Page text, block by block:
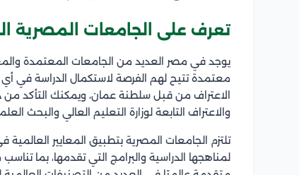
تعرف على الجامعات المصرية
يوجد في مصر العديد من الجامعات المعتمدة
معتمدة تتيح لهم الفرصة لاستكمال الدراسة في
الاعتراف من قبل سلطنة عمان، ويمكنك التأكد
والاعتراف التابعة لوزارة التعليم العالي والبحث
تلتزم الجامعات المصرية بتطبيق المعايير
لمناهجها الدراسية والبرامج التي تقدمها، بما